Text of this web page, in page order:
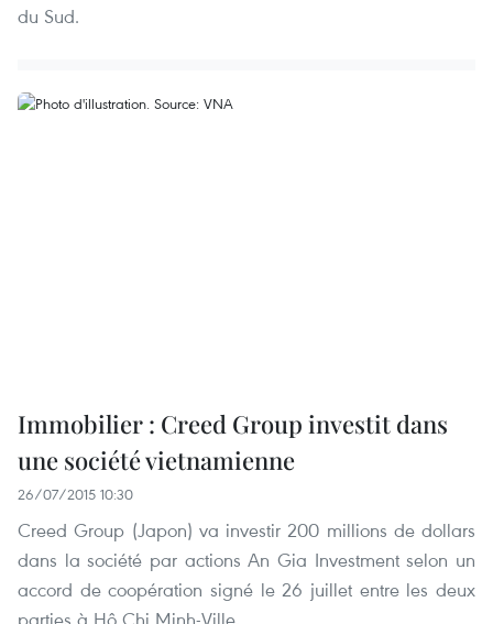
du Sud.
Immobilier : Creed Group investit dans
une société vietnamienne
26/07/2015 10:30
Creed Group (Japon) va investir 200 millions de dollars
dans la société par actions An Gia Investment selon un
accord de coopération signé le 26 juillet entre les deux